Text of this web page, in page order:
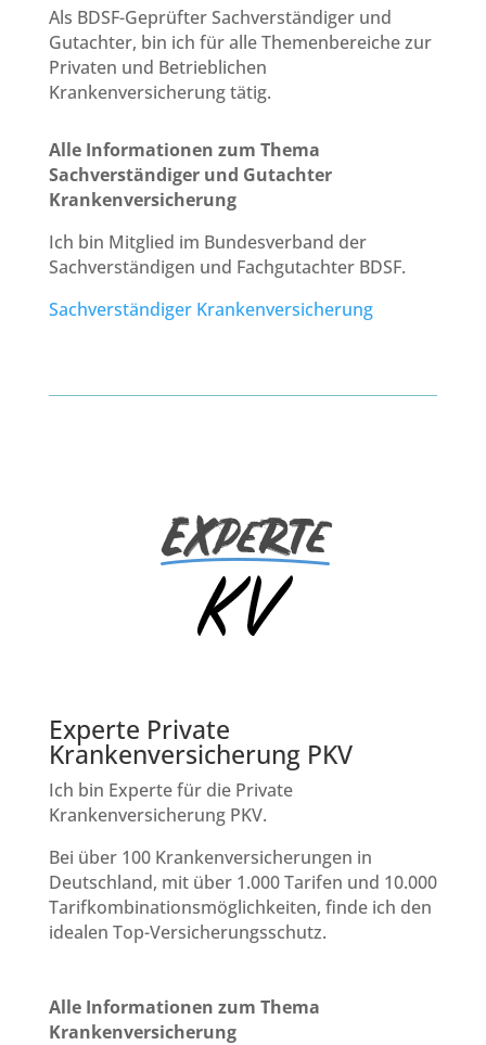
Als BDSF-Geprüfter Sachverständiger und
Gutachter, bin ich für alle Themenbereiche zur
Privaten und Betrieblichen
Krankenversicherung tätig.
Alle Informationen zum Thema
Sachverständiger und Gutachter
Krankenversicherung
Ich bin Mitglied im Bundesverband der
Sachverständigen und Fachgutachter BDSF.
Sachverständiger Krankenversicherung
Experte Private
Krankenversicherung PKV
Ich bin Experte für die Private
Krankenversicherung PKV.
Bei über 100 Krankenversicherungen in
Deutschland, mit über 1.000 Tarifen und 10.000
Tarifkombinationsmöglichkeiten, finde ich den
idealen Top-Versicherungsschutz.
Alle Informationen zum Thema
Krankenversicherung